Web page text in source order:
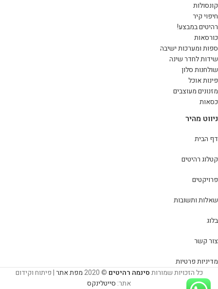
קונסולות
חיפוי קיר
רהיטים במבצע!
כורסאות
ספות ומערכות ישיבה
שידות לחדר שינה
שולחנות סלון
פינות אוכל
מזנונים מעוצבים
כסאות
ניווט מהיר
דף הבית
קטלוג רהיטים
פרויקטים
שאלות ותשובות
בלוג
צור קשר
מדיניות פרטיות
כל הזכויות שמורותסינמה רהיטים © 2020 מפת אתר| פיתוח וקידום
אתר: סייטלינקס